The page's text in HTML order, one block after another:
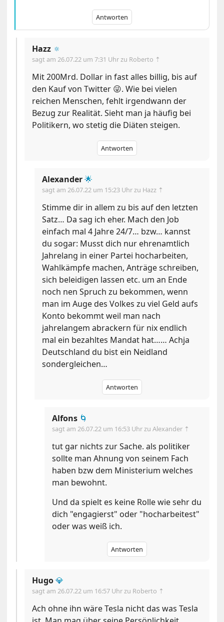
Antworten
Hazz 🔅
sagt am26.07.22 um 7:31 Uhrzu Roberto ⇡
Mit 200Mrd. Dollar in fast alles billig, bis auf
den Kauf von Twitter 😜. Wie bei vielen
reichen Menschen, fehlt irgendwann der
Bezug zur Realität. Sieht man ja häufig bei
Politikern, wo stetig die Diäten steigen.
Antworten
Alexander🌟
sagt am26.07.22 um 15:23 Uhrzu Hazz ⇡
Stimme dir in allem zu bis auf den letzten
Satz… Da sag ich eher. Mach den Job
einfach mal 4 Jahre 24/7… bzw… kannst
du sogar: Musst dich nur ehrenamtlich
Jahrelang in einer Partei hocharbeiten,
Wahlkämpfe machen, Anträge schreiben,
sich beleidigen lassen etc. um an Ende
noch nen Spruch zu bekommen, wenn
man im Auge des Volkes zu viel Geld aufs
Konto bekommt weil man nach
jahrelangem abrackern für nix endlich
mal ein bezahltes Mandat hat…… Achja
Deutschland du bist ein Neidland
sondergleichen…
Antworten
Alfons 🌀
sagt am26.07.22 um 16:53 Uhrzu Alexander ⇡
tut gar nichts zur Sache. als politiker
sollte man Ahnung von seinem Fach
haben bzw dem Ministerium welches
man bewohnt.
Und da spielt es keine Rolle wie sehr du
dich "engagierst" oder "hocharbeitest"
oder was weiß ich.
Antworten
Hugo💎
sagt am26.07.22 um 16:57 Uhrzu Roberto ⇡
Ach ohne ihn wäre Tesla nicht das was Tesla